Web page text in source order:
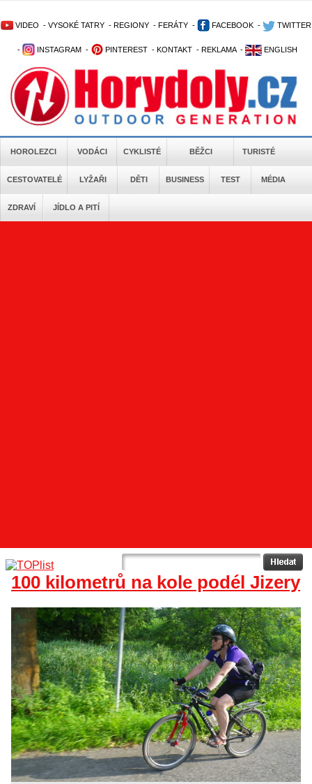
VIDEO - VYSOKÉ TATRY - REGIONY - FERÁTY - FACEBOOK - TWITTER
- INSTAGRAM - PINTEREST - KONTAKT - REKLAMA - ENGLISH
HOROLEZCI VODÁCI CYKLISTÉ BĚŽCI TURISTÉ
CESTOVATELÉ LYŽAŘI DĚTI BUSINESS TEST MÉDIA
ZDRAVÍ JÍDLO A PITÍ
100 kilometrů na kole podél Jizery